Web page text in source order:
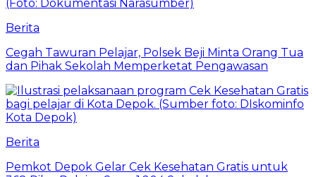
Berita
Cegah Tawuran Pelajar, Polsek Beji Minta Orang Tua
dan Pihak Sekolah Memperketat Pengawasan
Berita
Pemkot Depok Gelar Cek Kesehatan Gratis untuk